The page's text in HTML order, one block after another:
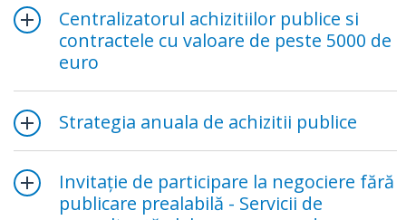
Centralizatorul achizitiilor publice si
contractele cu valoare de peste 5000 de
euro
Strategia anuala de achizitii publice
Invitație de participare la negociere fără
publicare prealabilă - Servicii de